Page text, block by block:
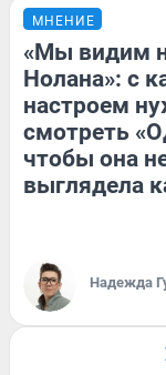
МНЕНИЕ
«Мы видим
Нолана»: с
настроем
смотреть
чтобы она
выглядела
Надежда